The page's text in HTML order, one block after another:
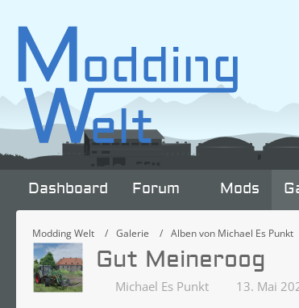
Dashboard Forum Mods
Modding Welt Galerie Alben von Michael Es Punkt
Gut Meineroog
Michael Es Punkt 13. Mai